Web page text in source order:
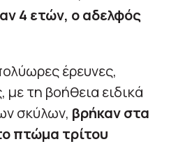
4 ετών, ο αδελφός
έρευνες,
τη βοήθεια ειδικά
σκύλων, βρήκαν στα
πτώμα τρίτου